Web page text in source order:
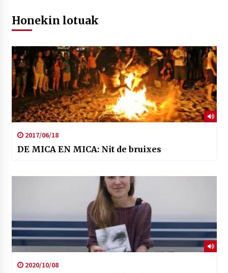
Honekin lotuak
2017/06/18
DE MICA EN MICA: Nit de bruixes
2020/10/08